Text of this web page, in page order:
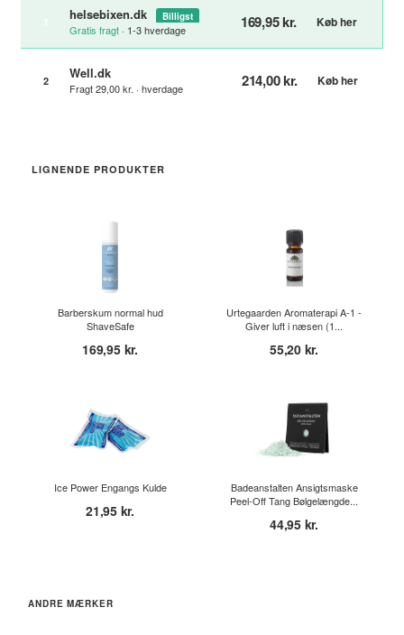
helsebixen.dk Billigst
Gratis fragt · 1-3 hverdage 169,95 kr. Køb her
2 Well.dk
Fragt 29,00 kr. · hverdage 214,00 kr. Køb her
LIGNENDE PRODUKTER
Barberskum normal hud
ShaveSafe
169,95 kr.
Urtegaarden Aromaterapi A-1 -
Giver luft i næsen (1...
55,20 kr.
Ice Power Engangs Kulde
21,95 kr.
Badeanstalten Ansigtsmaske
Peel-Off Tang Bølgelængde...
44,95 kr.
ANDRE MÆRKER